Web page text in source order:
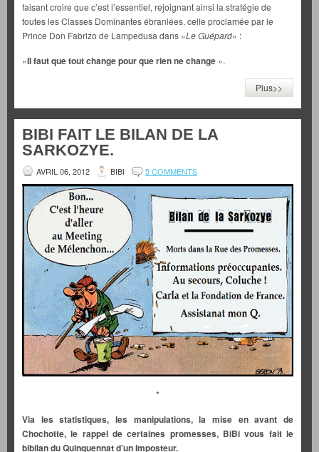
faisant croire que c’est l’essentiel, rejoignant ainsi la stratégie de
toutes les Classes Dominantes ébranlées, celle proclamée par le
Prince Don Fabrizo de Lampedusa dans «Le Guépard» :
«Il faut que tout change pour que rien ne change ».
Plus>>
BIBI FAIT LE BILAN DE LA
SARKOZYE.
AVRIL 06, 2012 BIBI 5 COMMENTS
*
Via les statistiques, les manipulations, la mise en avant de
Chochotte, le rappel de certaines promesses, BiBi vous fait le
bibilan du Quinquennat d’un Imposteur.